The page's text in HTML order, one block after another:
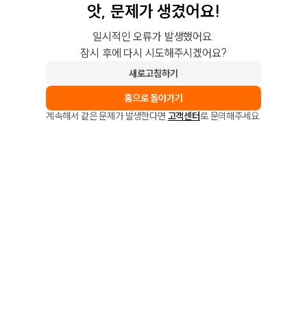
앗, 문제가 생겼어요!
일시적인 오류가 발생했어요.
잠시 후에 다시 시도해주시겠어요?
새로고침하기
홈으로 돌아가기
계속해서 같은 문제가 발생한다면 고객센터로 문의해주세요.